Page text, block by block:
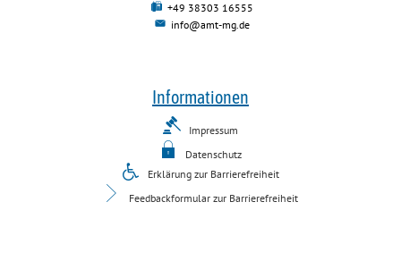
+49 38303 16555
info@amt-mg.de
Informationen
Impressum
Datenschutz
Erklärung zur Barrierefreiheit
Feedbackformular zur Barrierefreiheit